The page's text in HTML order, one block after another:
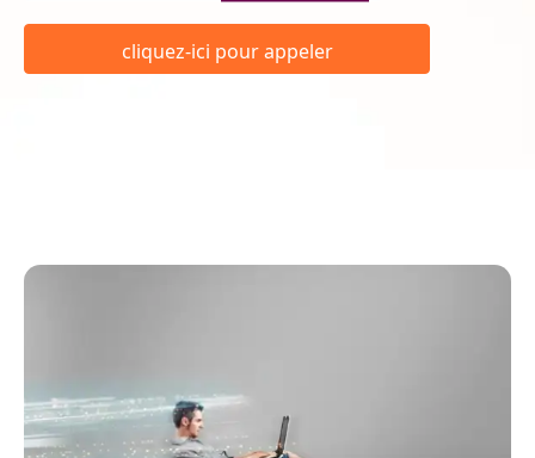
cliquez-ici pour appeler